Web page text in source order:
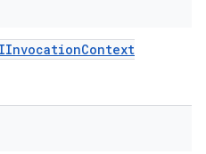
IInvocationContext